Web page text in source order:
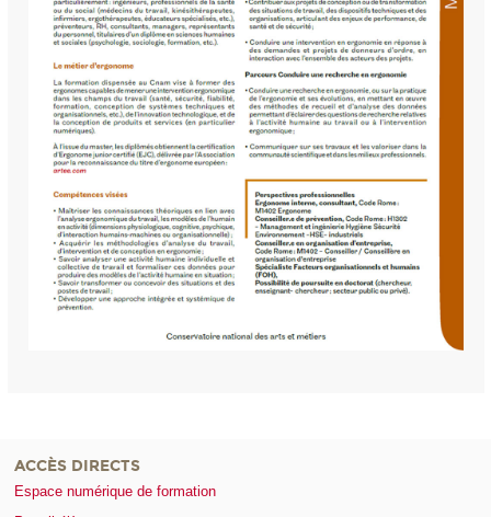
ACCÈS DIRECTS
Espace numérique de formation